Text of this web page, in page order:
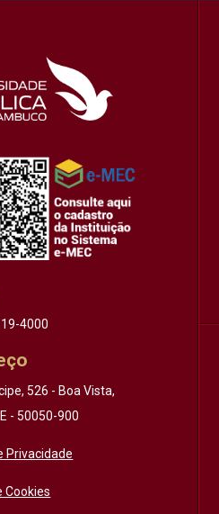
4000
526 - Boa Vista,
- 50050-900
Privacidade
Cookies